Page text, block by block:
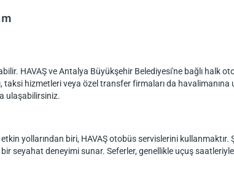
HAVAŞ ve Antalya Büyükşehir Belediyesi'ne bağlı halk
hizmetleri veya özel transfer firmaları da
ulaşabilirsiniz.
yollarından biri, HAVAŞ otobüs servislerini kullanmaktır.
seyahat deneyimi sunar. Seferler, genellikle uçuş